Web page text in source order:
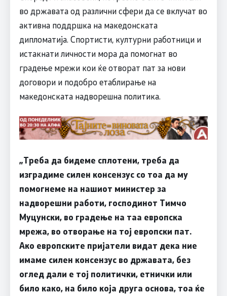
во државата од различни сфери да се вклучат во
активна поддршка на македонската
дипломатија. Спортисти, културни работници и
истакнати личности мора да помогнат во
градење мрежи кои ќе отворат пат за нови
договори и подобро етаблирање на
македонската надворешна политика.
„Треба да бидеме сплотени, треба да
изградиме силен консензус со тоа да му
помогнеме на нашиот министер за
надворешни работи, господинот Тимчо
Муцунски, во градење на таа европска
мрежа, во отворање на тој европски пат.
Ако европските пријатели видат дека ние
имаме силен консензус во државата, без
оглед дали е тој политички, етнички или
било како, на било која друга основа, тоа ќе